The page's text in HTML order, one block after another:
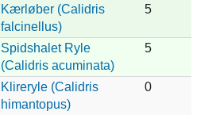
Kærløber (Calidris
falcinellus)
5
Spidshalet Ryle
(Calidris acuminata)
5
Klireryle (Calidris
himantopus)
0